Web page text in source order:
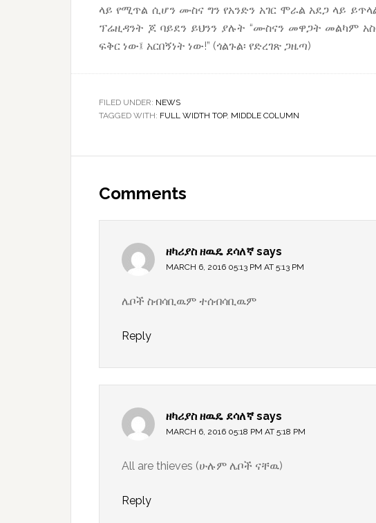
ላይ የሚጥል ሲሆን ሙስና ግን የአንድን አገር ሞራል አደጋ ላይ
ፕሬዚዳንት ጆ ባይደን ይህንን ያሉት “ሙስናን መዋጋት መልካም
ፍቅር ነው፤ አርበኝነት ነው!” (ጎልጉል፡ የድረገጽ ጋዜጣ)
FILED UNDER: NEWS
TAGGED WITH: FULL WIDTH TOP, MIDDLE COLUMN
Comments
ዘካሪያስ ዘዉዴ ደሳለኛ says
MARCH 6, 2016 05:13 PM AT 5:13 PM
ሌቦች ስብሳቢዉም ተሰብሳቢዉም
Reply
ዘካሪያስ ዘዉዴ ደሳለኛ says
MARCH 6, 2016 05:18 PM AT 5:18 PM
All are thieves (ሁሉም ሌቦች ናቸዉ)
Reply